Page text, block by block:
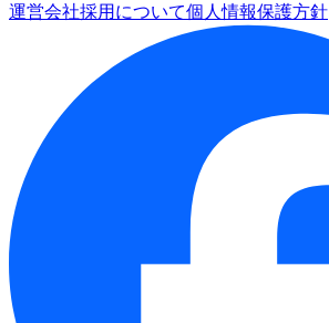
運営会社採用について個人情報保護方針